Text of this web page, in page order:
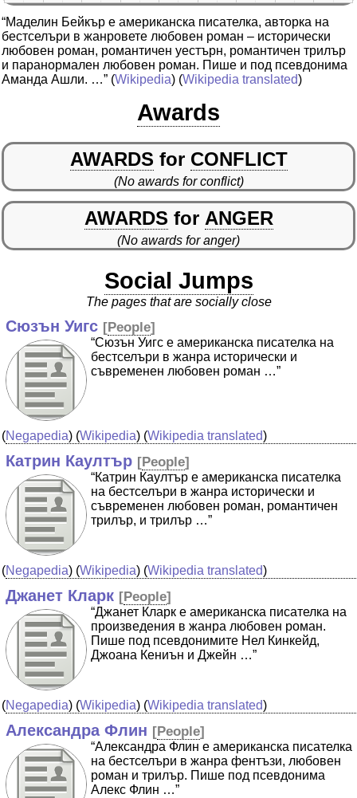
“Маделин Бейкър е американска писателка, авторка на
бестселъри в жанровете любовен роман – исторически
любовен роман, романтичен уестърн, романтичен трилър
и паранормален любовен роман. Пише и под псевдонима
Аманда Ашли. …” (Wikipedia) (Wikipedia translated)
Awards
AWARDS for CONFLICT
(No awards for conflict)
AWARDS for ANGER
(No awards for anger)
Social Jumps
The pages that are socially close
Сюзън Уигс [People]
“Сюзън Уигс е американска писателка на
бестселъри в жанра исторически и
съвременен любовен роман …”
(Negapedia) (Wikipedia) (Wikipedia translated)
Катрин Каултър [People]
“Катрин Каултър е американска писателка
на бестселъри в жанра исторически и
съвременен любовен роман, романтичен
трилър, и трилър …”
(Negapedia) (Wikipedia) (Wikipedia translated)
Джанет Кларк [People]
“Джанет Кларк е американска писателка на
произведения в жанра любовен роман.
Пише под псевдонимите Нел Кинкейд,
Джоана Кениън и Джейн …”
(Negapedia) (Wikipedia) (Wikipedia translated)
Александра Флин [People]
“Александра Флин е американска писателка
на бестселъри в жанра фентъзи, любовен
роман и трилър. Пише под псевдонима
Алекс Флин …”